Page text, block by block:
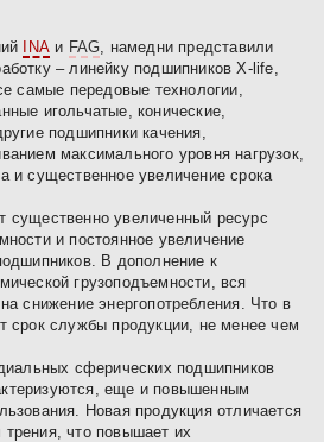
INA и FAG , намедни представили
– линейку подшипников X-life,
самые передовые технологии,
игольчатые, конические,
подшипники качения,
максимального уровня нагрузок,
и существенное увеличение срока
увеличенный ресурс
и постоянное увеличение
В дополнение к
грузоподъемности, вся
снижение энергопотребления. Что в
срок службы продукции, не менее чем
сферических подшипников
еще и повышенным
Новая продукция отличается
что повышает их